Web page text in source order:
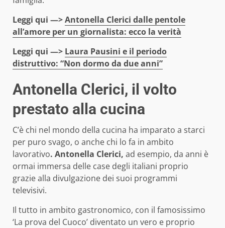
Leggi qui —>Antonella Clerici dalle pentole
all’amore per un giornalista: ecco la verità
Leggi qui —> Laura Pausini e il periodo
distruttivo: “Non dormo da due anni”
Antonella Clerici, il volto
prestato alla cucina
C’è chi nel mondo della cucina ha imparato a starci
per puro svago, o anche chi lo fa in ambito
lavorativo. Antonella Clerici, ad esempio, da anni è
ormai immersa delle case degli italiani proprio
grazie alla divulgazione dei suoi programmi
televisivi.
Il tutto in ambito gastronomico, con il famosissimo
‘La prova del Cuoco’ diventato un vero e proprio